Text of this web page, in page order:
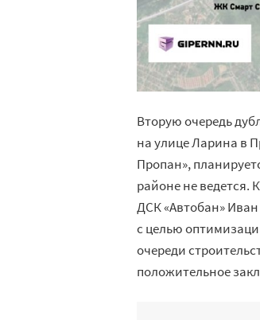
Вторую очередь
на улице Ларина в
Пропан»,
районе не ведется.
ДСК «Автобан»
с целью
очереди
положительное